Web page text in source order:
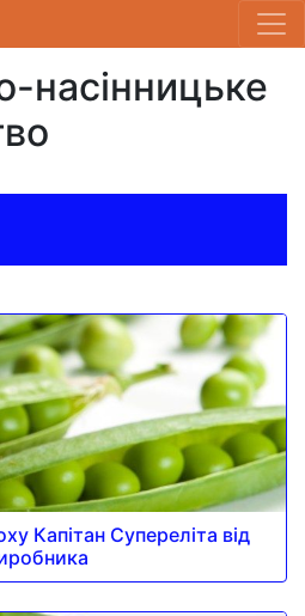
насінницьке
Капітан Супереліта від